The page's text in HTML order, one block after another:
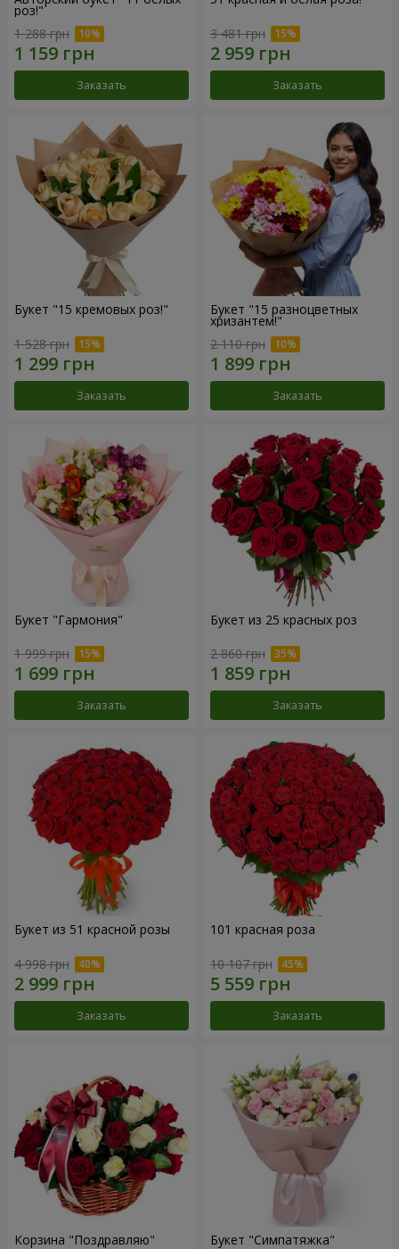
роз!"
1 288 грн
Заказать
3 481 грн
Заказать
Букет "15 кремовых роз!"
1 528 грн
Заказать
Букет "15 разноцветных
хризантем!"
2 110 грн
Заказать
Букет "Гармония"
1 999 грн
Заказать
Букет из 25 красных роз
2 860 грн
Заказать
Букет из 51 красной розы
4 998 грн
Заказать
101 красная роза
10 107 грн
Заказать
Корзина "Поздравляю" Букет "Симпатяжка"